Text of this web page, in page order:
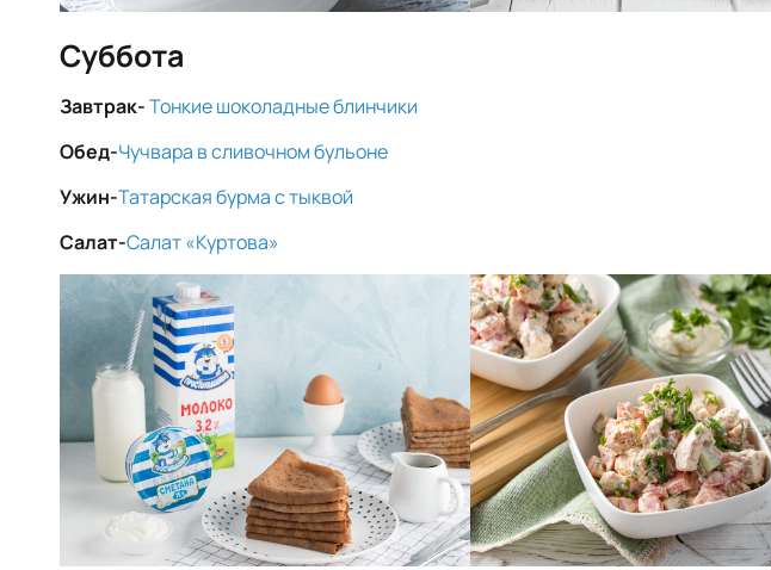
Суббота
Завтрак-Тонкие шоколадные блинчики
Обед-Чучвара в сливочном бульоне
Ужин-Татарская бурма с тыквой
Салат-Салат «Куртова»